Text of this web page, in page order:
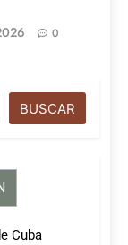
0
BUSCAR
Cuba